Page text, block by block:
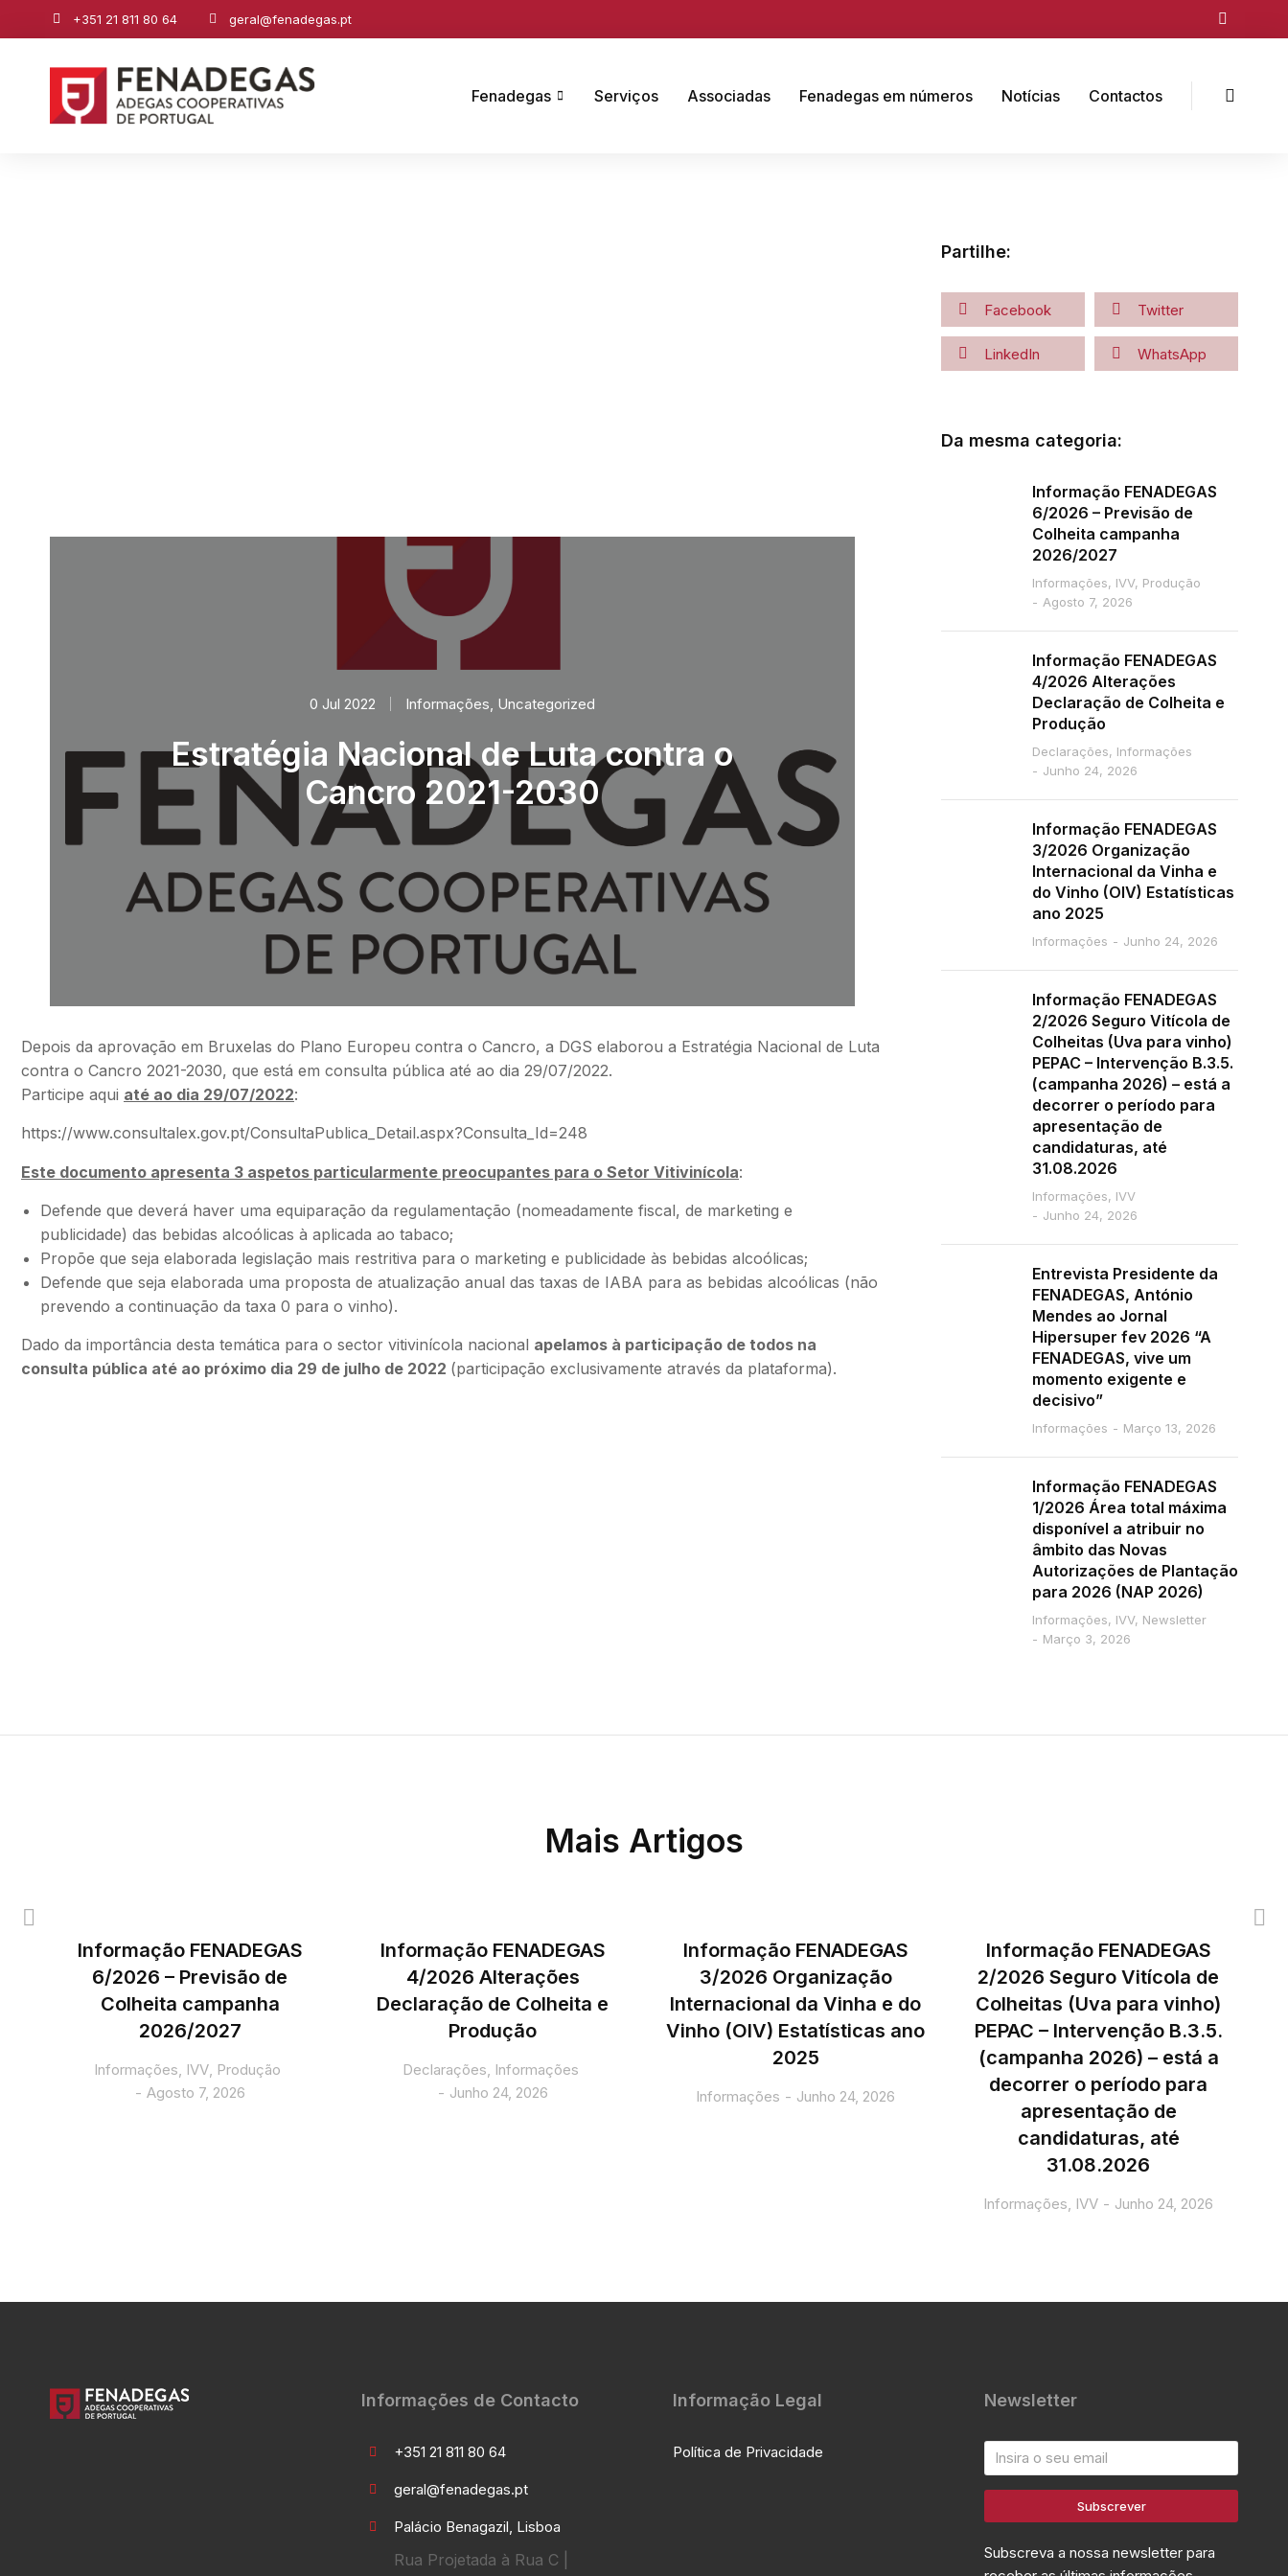
+351 21 811 80 64 geral@fenadegas.pt
Fenadegas Serviços Associadas Fenadegas em números Notícias Contactos
0 Jul 2022 Informações Uncategorized
Estratégia Nacional de Luta contra o
Cancro 2021-2030
Depois da aprovação em Bruxelas do Plano Europeu contra o Cancro, a DGS elaborou a Estratégia Nacional de Luta
contra o Cancro 2021-2030, que está em consulta pública até ao dia 29/07/2022.
Participe aqui até ao dia 29/07/2022:
https://www.consultalex.gov.pt/ConsultaPublica_Detail.aspx?Consulta_Id=248
Este documento apresenta 3 aspetos particularmente preocupantes para o Setor Vitivinícola:
Defende que deverá haver uma equiparação da regulamentação (nomeadamente fiscal, de marketing e
publicidade) das bebidas alcoólicas à aplicada ao tabaco;
Propõe que seja elaborada legislação mais restritiva para o marketing e publicidade às bebidas alcoólicas;
Defende que seja elaborada uma proposta de atualização anual das taxas de IABA para as bebidas alcoólicas (não
prevendo a continuação da taxa 0 para o vinho).
Dado da importância desta temática para o sector vitivinícola nacional apelamos à participação de todos na
consulta pública até ao próximo dia 29 de julho de 2022 (participação exclusivamente através da plataforma).
Partilhe:
Facebook Twitter
LinkedIn WhatsApp
Da mesma categoria:
Informação FENADEGAS
6/2026 – Previsão de
Colheita campanha
2026/2027
Informações, IVV, Produção
Agosto 7, 2026
Informação FENADEGAS
4/2026 Alterações
Declaração de Colheita e
Produção
Declarações, Informações
Junho 24, 2026
Informação FENADEGAS
3/2026 Organização
Internacional da Vinha e
do Vinho (OIV) Estatísticas
ano 2025
Informações Junho 24, 2026
Informação FENADEGAS
2/2026 Seguro Vitícola de
Colheitas (Uva para vinho)
PEPAC – Intervenção B.3.5.
(campanha 2026) – está a
decorrer o período para
apresentação de
candidaturas, até
31.08.2026
Informações, IVV
Junho 24, 2026
Entrevista Presidente da
FENADEGAS, António
Mendes ao Jornal
Hipersuper fev 2026 “A
FENADEGAS, vive um
momento exigente e
decisivo”
Informações Março 13, 2026
Informação FENADEGAS
1/2026 Área total máxima
disponível a atribuir no
âmbito das Novas
Autorizações de Plantação
para 2026 (NAP 2026)
Informações, IVV, Newsletter
Março 3, 2026
Mais Artigos
Informação FENADEGAS
6/2026 – Previsão de
Colheita campanha
2026/2027
Informações, IVV, Produção
Agosto 7, 2026
Informação FENADEGAS
4/2026 Alterações
Declaração de Colheita e
Produção
Declarações, Informações
Junho 24, 2026
Informação FENADEGAS
3/2026 Organização
Internacional da Vinha e do
Vinho (OIV) Estatísticas ano
2025
Informações Junho 24, 2026
Informação FENADEGAS
2/2026 Seguro Vitícola de
Colheitas (Uva para vinho)
PEPAC – Intervenção B.3.5.
(campanha 2026) – está a
decorrer o período para
apresentação de
candidaturas, até
31.08.2026
Informações, IVV Junho 24, 2026
Informações de Contacto
+351 21 811 80 64
geral@fenadegas.pt
Palácio Benagazil, Lisboa
Rua Projetada à Rua C |
Informação Legal
Política de Privacidade
Newsletter
Subscrever
Subscreva a nossa newsletter para